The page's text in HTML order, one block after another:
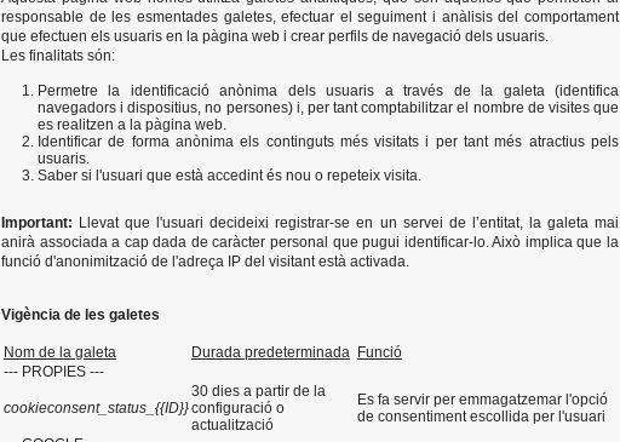
responsable de les esmentades galetes, efectuar el seguiment i anàlisis del comportament
que efectuen els usuaris en la pàgina web i crear perfils de navegació dels usuaris.
Les finalitats són:
Permetre la identificació anònima dels usuaris a través de la galeta (identifica
navegadors i dispositius, no persones) i, per tant comptabilitzar el nombre de visites que
es realitzen a la pàgina web.
Identificar de forma anònima els continguts més visitats i per tant més atractius pels
usuaris.
Saber si l'usuari que està accedint és nou o repeteix visita.
Important: Llevat que l'usuari decideixi registrar-se en un servei de l’entitat, la galeta mai
anirà associada a cap dada de caràcter personal que pugui identificar-lo. Això implica que la
funció d'anonimització de l'adreça IP del visitant està activada.
Vigència de les galetes
Nom de la galeta Durada predeterminada Funció
--- PROPIES ---
cookieconsent_status_{{ID}}
30 dies a partir de la
configuració o
actualització
Es fa servir per emmagatzemar l'opció
de consentiment escollida per l'usuari